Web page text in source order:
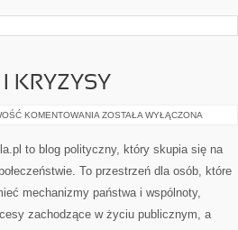
KRYZYSY
KOMENTOWANIA POLITYCZNE
KRYZYSY
ZOSTAŁA WYŁĄCZONA
to blog polityczny, który skupia się na
To przestrzeń dla osób, które
mechanizmy państwa i wspólnoty,
zachodzące w życiu publicznym, a